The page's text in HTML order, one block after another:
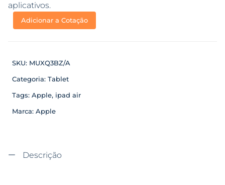
aplicativos.
Adicionar a Cotação
SKU: MUXQ3BZ/A
Categoria: Tablet
Tags: Apple, ipad air
Marca: Apple
Descrição